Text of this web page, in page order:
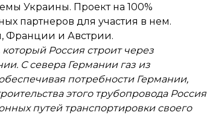
Украины. Проект на 100%
партнеров для участия в нем.
Франции и Австрии.
Россия строит через
С севера Германии газ из
потребности Германии,
этого трубопровода Россия
путей транспортировки своего